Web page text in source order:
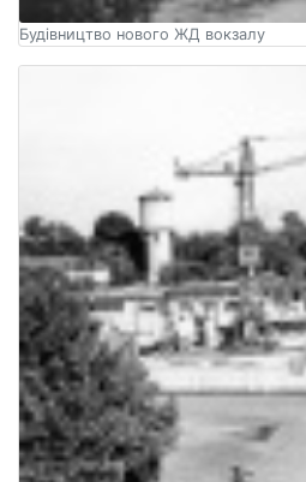
Будівництво нового ЖД вокзалу